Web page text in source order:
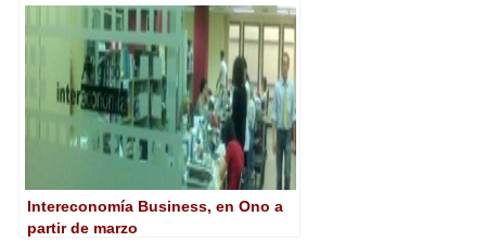
Intereconomía Business, en Ono a
partir de marzo